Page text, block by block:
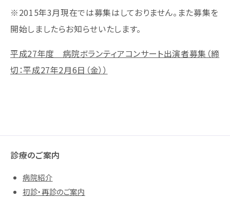
※2015年3月現在では募集はしておりません。また募集を
開始しましたらお知らせいたします。
平成27年度 病院ボランティアコンサート出演者募集（締
切：平成27年2月6日（金））
診療のご案内
病院紹介
初診・再診のご案内